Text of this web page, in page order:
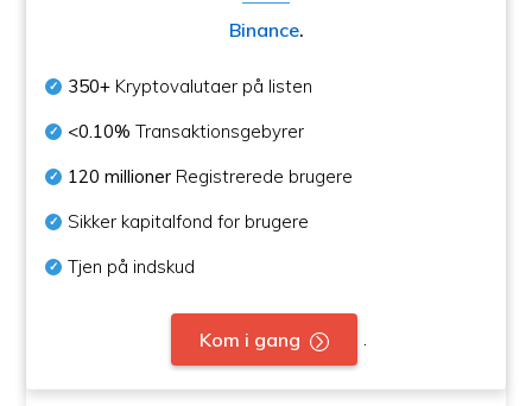
Binance.
350+ Kryptovalutaer på listen
<0.10% Transaktionsgebyrer
120 millioner Registrerede brugere
Sikker kapitalfond for brugere
Tjen på indskud
Kom i gang